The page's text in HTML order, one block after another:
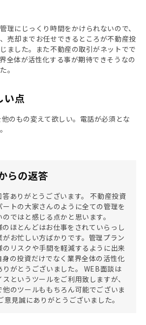
理にじっくり時間をかけられないので、
売却までお任せできるところが不動産投
ました。また不動産の取引がネットでで
全体が活性化する事が期待できそうなの
。
い点
のもの変えて欲しい。電話が必須とな
らの返答
ありがとうございます。 不動産投資
ートの大家さんのように全ての管理を
ではと感じる点かと思います。
のほとんどはお仕事をされていらっし
がお忙しい方ばかりです。管理プラン
のリスクや手間を軽減するように出来
身の投資だけでなく業界全体の活性化
りがとうございました。 WEB面談は
というツールをご利用致しますが、
他のツールももちろん可能でございま
意見誠にありがとうございました。